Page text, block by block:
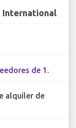
International
de 1 .
alquiler de